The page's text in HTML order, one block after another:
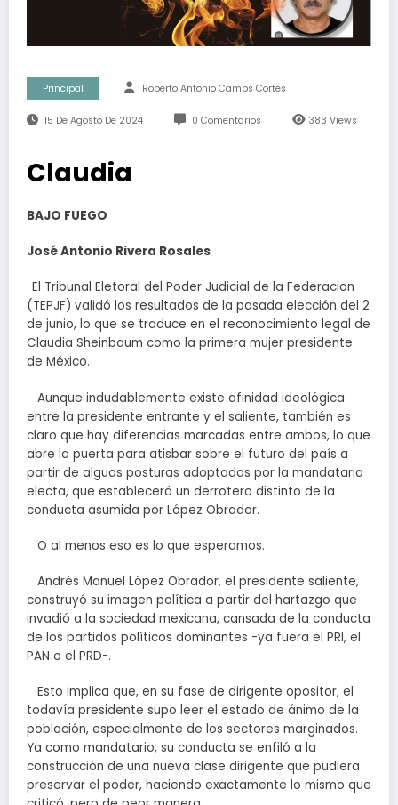
Principal Roberto Antonio Camps Cortés
15 De Agosto De 2024 0 Comentarios 383Views
Claudia
BAJO FUEGO
José Antonio Rivera Rosales
El Tribunal Eletoral del Poder Judicial de la Federacion
(TEPJF) validó los resultados de la pasada elección del 2
de junio, lo que se traduce en el reconocimiento legal de
Claudia Sheinbaum como la primera mujer presidente
de México.
Aunque indudablemente existe afinidad ideológica
entre la presidente entrante y el saliente, también es
claro que hay diferencias marcadas entre ambos, lo que
abre la puerta para atisbar sobre el futuro del país a
partir de alguas posturas adoptadas por la mandataria
electa, que establecerá un derrotero distinto de la
conducta asumida por López Obrador.
O al menos eso es lo que esperamos.
Andrés Manuel López Obrador, el presidente saliente,
construyó su imagen política a partir del hartazgo que
invadió a la sociedad mexicana, cansada de la conducta
de los partidos políticos dominantes -ya fuera el PRI, el
PAN o el PRD-.
Esto implica que, en su fase de dirigente opositor, el
todavía presidente supo leer el estado de ánimo de la
población, especialmente de los sectores marginados.
Ya como mandatario, su conducta se enfiló a la
construcción de una nueva clase dirigente que pudiera
preservar el poder, haciendo exactamente lo mismo que